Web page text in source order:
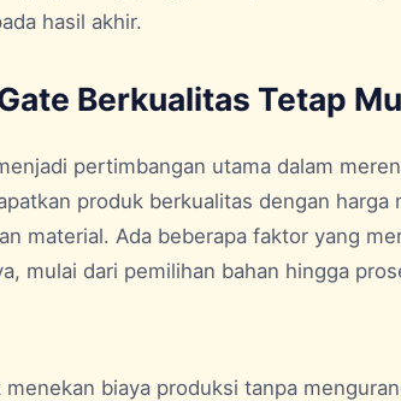
hasil akhir.
Berkualitas Tetap
pertimbangan utama dalam
produk berkualitas dengan harga
material. Ada beberapa faktor yang
mulai dari pemilihan bahan hingga
biaya produksi tanpa